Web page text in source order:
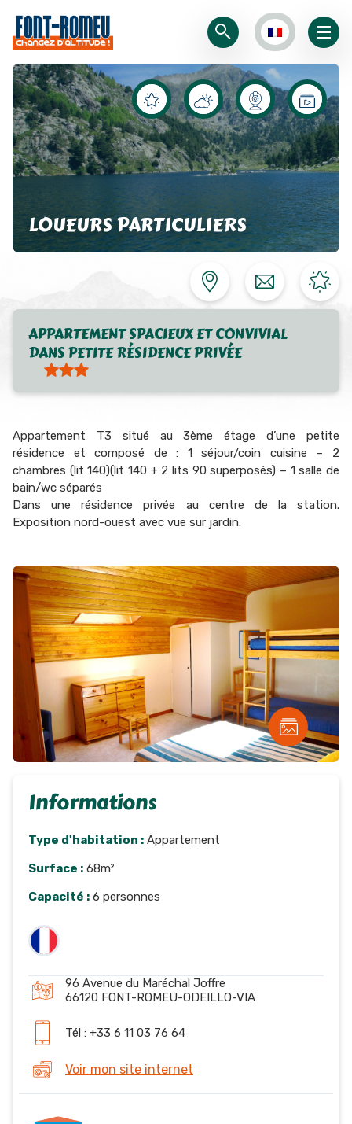
LOUEURS PARTICULIERS
APPARTEMENT SPACIEUX ET CONVIVIAL
DANS PETITE RÉSIDENCE PRIVÉE
Appartement T3 situé au 3ème étage d’une petite
résidence et composé de : 1 séjour/coin cuisine – 2
chambres (lit 140)(lit 140 + 2 lits 90 superposés) – 1 salle de
bain/wc séparés
Dans une résidence privée au centre de la station.
Exposition nord-ouest avec vue sur jardin.
Informations
Type d'habitation : Appartement
Surface : 68m²
Capacité : 6 personnes
96 Avenue du Maréchal Joffre
66120 FONT-ROMEU-ODEILLO-VIA
Tél : +33 6 11 03 76 64
Voir mon site internet